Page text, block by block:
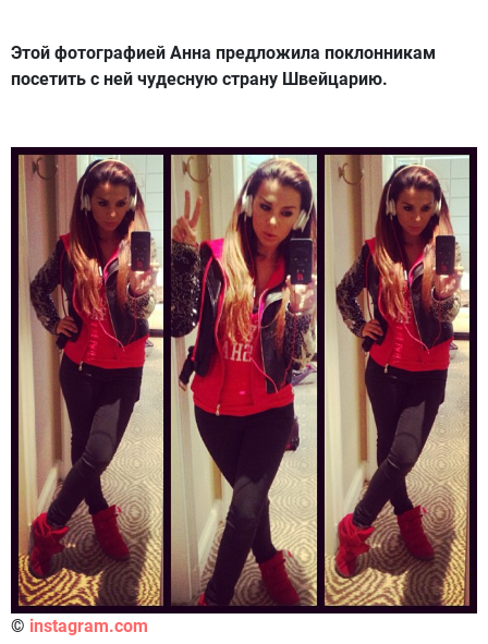
Этой фотографией Анна предложила поклонникам
посетить с ней чудесную страну Швейцарию.
© instagram.com